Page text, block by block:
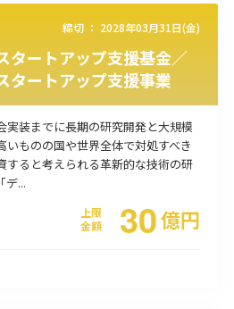
締切 ： 2028年03月31日(金)
タートアップ支援基金／
タートアップ支援事業
実装までに長期の研究開発と大規模
いものの国や世界全体で対処すべき
すると考えられる革新的な技術の研
デ...
上限
金額
30億円